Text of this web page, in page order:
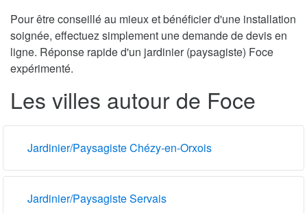
Pour être conseillé au mieux et bénéficier d'une installation
soignée, effectuez simplement une demande de devis en
ligne. Réponse rapide d'un jardinier (paysagiste) Foce
expérimenté.
Les villes autour de Foce
Jardinier/Paysagiste Chézy-en-Orxois
Jardinier/Paysagiste Servais